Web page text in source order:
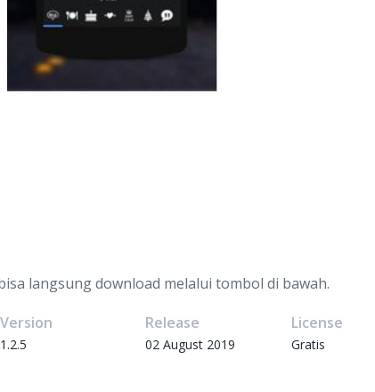
langsung download melalui tombol di bawah.
Version
1.2.5
Release
02 August 2019
License
Gratis